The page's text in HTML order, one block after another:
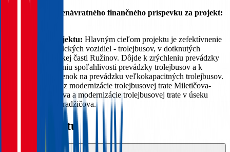
Celková výška nenávratného finančného príspevku za projekt:
Stručný opis projektu: Hlavným cieľom projektu je zefektívnenie
prevádzky ekologických vozidiel - trolejbusov, v dotknutých
lokalitách v mestskej časti Ružinov. Dôjde k zrýchleniu prevádzky
trolejbusov, zvýšeniu spoľahlivosti prevádzky trolejbusov a k
vytvoreniu podmienok na prevádzku veľkokapacitných trolejbusov.
Projekt pozostáva z modernizácie trolejbusovej trate Miletičova-
Jelačičova – Žellova a modernizácie trolejbusovej trate v úseku
Záhradnícka – Karadžičova.
Opis projektu